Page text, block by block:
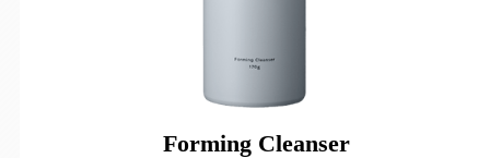
Forming Cleanser